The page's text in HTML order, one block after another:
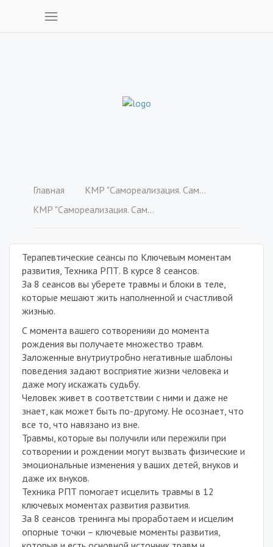
Главная
КМР "Самореализация. Самопроявление себя в различных сферах жизни: карьера, отношения, деньги, любовь" Пакет "VIP"
КМР "Самореализация. Самопроявление себя в различных сферах жизни: карьера, отношения, деньги, любовь" Пакет "VIP"
Терапевтические сеансы по Ключевым моментам
развития, Техника РПТ. В курсе 8 сеансов.
За 8 сеансов вы уберете травмы и блоки в теле,
которые мешают жить наполненной и счастливой
жизнью.
С момента вашего сотворенияи до момента
рождения вы получаете множество травм.
Заложенные внутриутробно негативные шаблоны
поведения задают восприятие жизни человека и
даже могу искажать судьбу.
Человек живет в соответствии с ними и даже не
знает, как может быть по-другому. Не осознает, что
все то, что навязано из вне.
Травмы, которые вы получили или пережили при
сотворении и рождении могут вызвать физические и
эмоциональные изменения у ваших детей, внуков и
даже их внуков.
Техника РПТ помогает исцелить травмы в 12
ключевых моментах развития развития.
За 8 сеансов тренинга мы проработаем и исцелим
опорные точки – ключевые моменты развития,